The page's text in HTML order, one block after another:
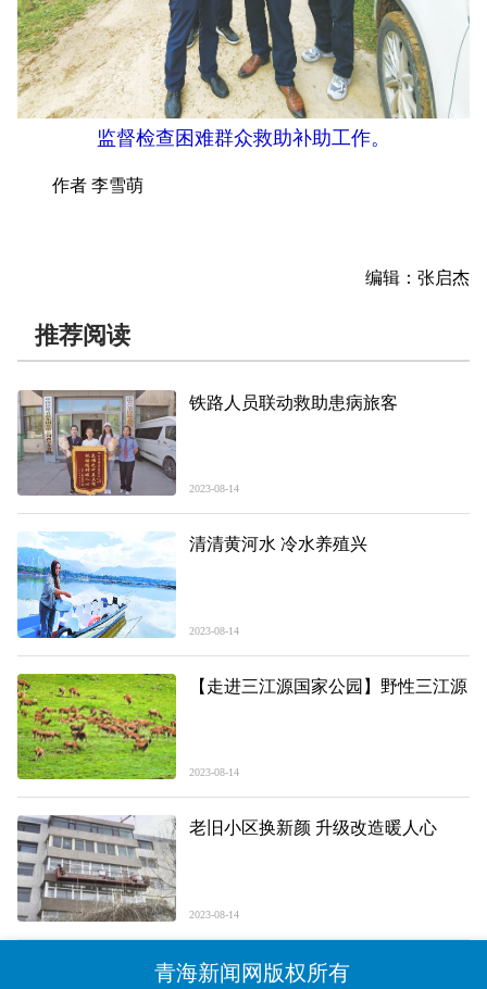
监督检查困难群众救助补助工作。
作者 李雪萌
编辑：张启杰
推荐阅读
铁路人员联动救助患病旅客
2023-08-14
清清黄河水 冷水养殖兴
2023-08-14
【走进三江源国家公园】野性三江源
2023-08-14
老旧小区换新颜 升级改造暖人心
2023-08-14
青海新闻网版权所有